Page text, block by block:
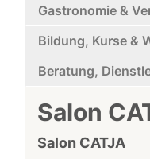
Gastronomie &
Bildung, Kurse &
Beratung,
Salon
Salon CATJA